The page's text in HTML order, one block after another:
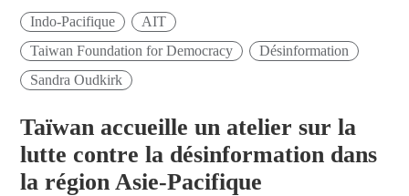
Indo-Pacifique
AIT
Taiwan Foundation for Democracy
Désinformation
Sandra Oudkirk
Taïwan accueille un atelier sur la
lutte contre la désinformation dans
la région Asie-Pacifique